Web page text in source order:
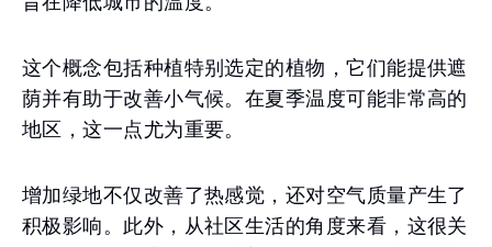
这个概念包括种植特别选定的植物，它们能提供遮
荫并有助于改善小气候。在夏季温度可能非常高的
地区，这一点尤为重要。
增加绿地不仅改善了热感觉，还对空气质量产生了
积极影响。此外，从社区生活的角度来看，这很关